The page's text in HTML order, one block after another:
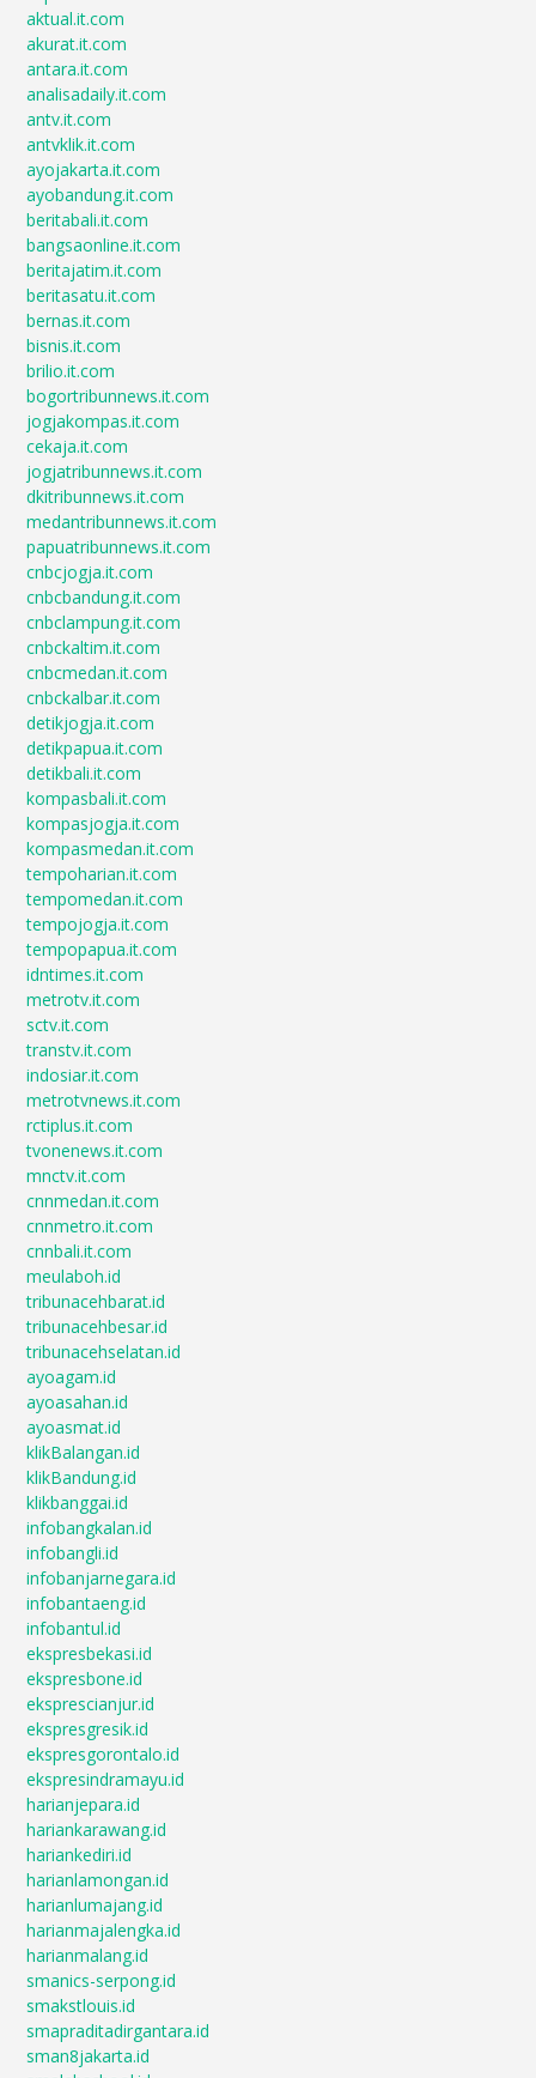
aktual.it.com
akurat.it.com
antara.it.com
analisadaily.it.com
antv.it.com
antvklik.it.com
ayojakarta.it.com
ayobandung.it.com
beritabali.it.com
bangsaonline.it.com
beritajatim.it.com
beritasatu.it.com
bernas.it.com
bisnis.it.com
brilio.it.com
bogortribunnews.it.com
jogjakompas.it.com
cekaja.it.com
jogjatribunnews.it.com
dkitribunnews.it.com
medantribunnews.it.com
papuatribunnews.it.com
cnbcjogja.it.com
cnbcbandung.it.com
cnbclampung.it.com
cnbckaltim.it.com
cnbcmedan.it.com
cnbckalbar.it.com
detikjogja.it.com
detikpapua.it.com
detikbali.it.com
kompasbali.it.com
kompasjogja.it.com
kompasmedan.it.com
tempoharian.it.com
tempomedan.it.com
tempojogja.it.com
tempopapua.it.com
idntimes.it.com
metrotv.it.com
sctv.it.com
transtv.it.com
indosiar.it.com
metrotvnews.it.com
rctiplus.it.com
tvonenews.it.com
mnctv.it.com
cnnmedan.it.com
cnnmetro.it.com
cnnbali.it.com
meulaboh.id
tribunacehbarat.id
tribunacehbesar.id
tribunacehselatan.id
ayoagam.id
ayoasahan.id
ayoasmat.id
klikBalangan.id
klikBandung.id
klikbanggai.id
infobangkalan.id
infobangli.id
infobanjarnegara.id
infobantaeng.id
infobantul.id
ekspresbekasi.id
ekspresbone.id
eksprescianjur.id
ekspresgresik.id
ekspresgorontalo.id
ekspresindramayu.id
harianjepara.id
hariankarawang.id
hariankediri.id
harianlamongan.id
harianlumajang.id
harianmajalengka.id
harianmalang.id
smanics-serpong.id
smakstlouis.id
smapraditadirgantara.id
sman8jakarta.id